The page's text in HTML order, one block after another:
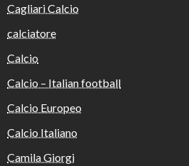
Cagliari Calcio
calciatore
Calcio
Calcio – Italian football
Calcio Europeo
Calcio Italiano
Camila Giorgi